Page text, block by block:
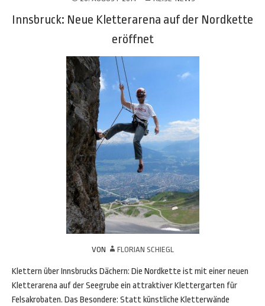
Innsbruck: Neue Kletterarena auf der Nordkette
eröffnet
VON FLORIAN SCHIEGL
Klettern über Innsbrucks Dächern: Die Nordkette ist mit einer neuen
Kletterarena auf der Seegrube ein attraktiver Klettergarten für
Felsakrobaten. Das Besondere: Statt künstliche Kletterwände